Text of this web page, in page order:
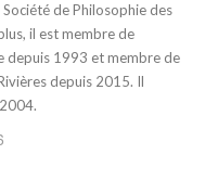
de Philosophie des
il est membre de
depuis 1993 et membre de
depuis 2015. Il